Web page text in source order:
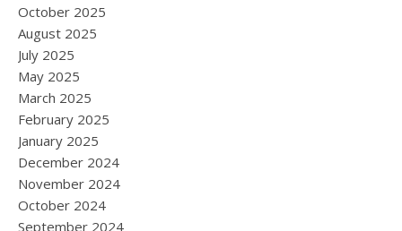
October 2025
August 2025
July 2025
May 2025
March 2025
February 2025
January 2025
December 2024
November 2024
October 2024
September 2024